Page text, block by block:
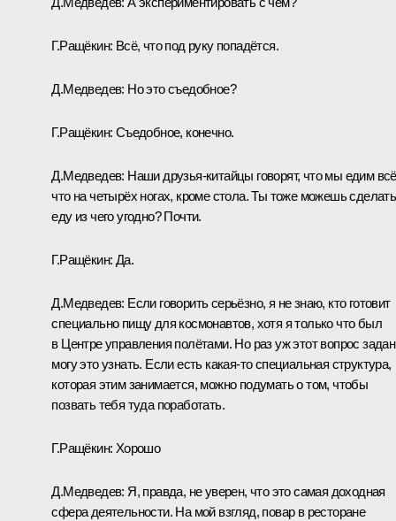
Г.Ращёкин: Всё, что под руку попадётся.
Д.Медведев: Но это съедобное?
Г.Ращёкин: Съедобное, конечно.
Д.Медведев: Наши друзья-китайцы говорят, что мы едим
что на четырёх ногах, кроме стола. Ты тоже можешь сделать
еду из чего угодно? Почти.
Г.Ращёкин: Да.
Д.Медведев: Если говорить серьёзно, я не знаю, кто готовит
специально пищу для космонавтов, хотя я только что был
в Центре управления полётами. Но раз уж этот вопрос
могу это узнать. Если есть какая‑то специальная структура,
которая этим занимается, можно подумать о том, чтобы
позвать тебя туда поработать.
Г.Ращёкин: Хорошо
Д.Медведев: Я, правда, не уверен, что это самая доходная
сфера деятельности. На мой взгляд, повар в ресторане